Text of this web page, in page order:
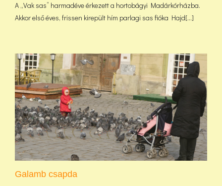
A „Vak sas” harmadéve érkezett a hortobágyi Madárkórházba.
Akkor első éves, frissen kirepült hím parlagi sas fióka Hajd[...]
Galamb csapda